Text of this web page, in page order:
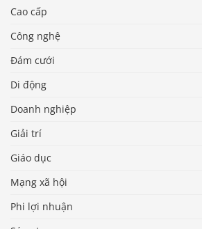
Cao cấp
Công nghệ
Đám cưới
Di động
Doanh nghiệp
Giải trí
Giáo dục
Mạng xã hội
Phi lợi nhuận